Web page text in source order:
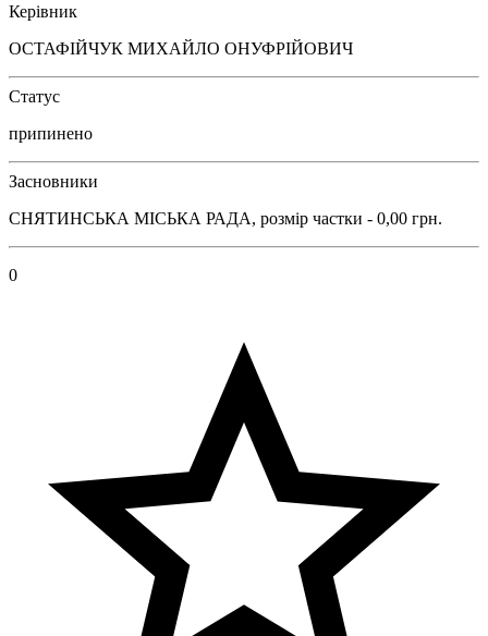
Керівник
ОСТАФІЙЧУК МИХАЙЛО ОНУФРІЙОВИЧ
Статус
припинено
Засновники
СНЯТИНСЬКА МІСЬКА РАДА, розмір частки - 0,00 грн.
0